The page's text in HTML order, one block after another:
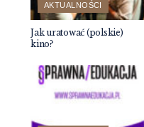
AKTUALNOŚCI
Jak uratować (polskie)
kino?